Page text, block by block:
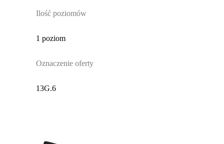
Ilość poziomów
1 poziom
Oznaczenie oferty
13G.6